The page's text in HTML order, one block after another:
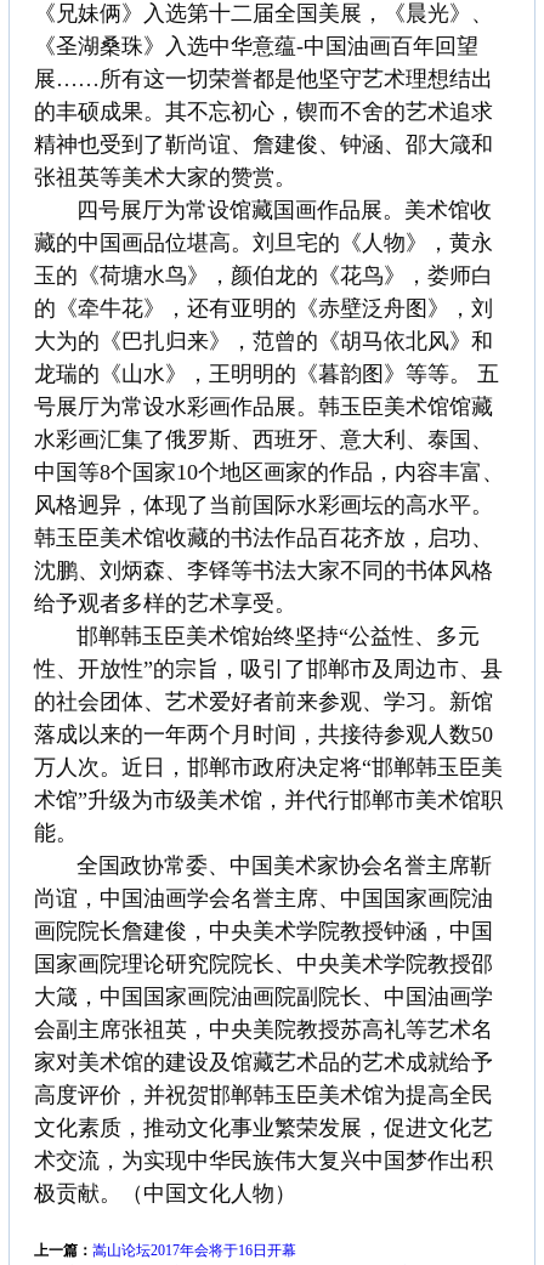
《兄妹俩》入选第十二届全国美展，《晨光》、
《圣湖桑珠》入选中华意蕴-中国油画百年回望
展……所有这一切荣誉都是他坚守艺术理想结出
的丰硕成果。其不忘初心，锲而不舍的艺术追求
精神也受到了靳尚谊、詹建俊、钟涵、邵大箴和
张祖英等美术大家的赞赏。
四号展厅为常设馆藏国画作品展。美术馆收
藏的中国画品位堪高。刘旦宅的《人物》，黄永
玉的《荷塘水鸟》，颜伯龙的《花鸟》，娄师白
的《牵牛花》，还有亚明的《赤壁泛舟图》，刘
大为的《巴扎归来》，范曾的《胡马依北风》和
龙瑞的《山水》，王明明的《暮韵图》等等。 五
号展厅为常设水彩画作品展。韩玉臣美术馆馆藏
水彩画汇集了俄罗斯、西班牙、意大利、泰国、
中国等8个国家10个地区画家的作品，内容丰富、
风格迥异，体现了当前国际水彩画坛的高水平。
韩玉臣美术馆收藏的书法作品百花齐放，启功、
沈鹏、刘炳森、李铎等书法大家不同的书体风格
给予观者多样的艺术享受。
邯郸韩玉臣美术馆始终坚持“公益性、多元
性、开放性”的宗旨，吸引了邯郸市及周边市、县
的社会团体、艺术爱好者前来参观、学习。新馆
落成以来的一年两个月时间，共接待参观人数50
万人次。近日，邯郸市政府决定将“邯郸韩玉臣美
术馆”升级为市级美术馆，并代行邯郸市美术馆职
能。
全国政协常委、中国美术家协会名誉主席靳
尚谊，中国油画学会名誉主席、中国国家画院油
画院院长詹建俊，中央美术学院教授钟涵，中国
国家画院理论研究院院长、中央美术学院教授邵
大箴，中国国家画院油画院副院长、中国油画学
会副主席张祖英，中央美院教授苏高礼等艺术名
家对美术馆的建设及馆藏艺术品的艺术成就给予
高度评价，并祝贺邯郸韩玉臣美术馆为提高全民
文化素质，推动文化事业繁荣发展，促进文化艺
术交流，为实现中华民族伟大复兴中国梦作出积
极贡献。（中国文化人物）
上一篇： 嵩山论坛2017年会将于16日开幕